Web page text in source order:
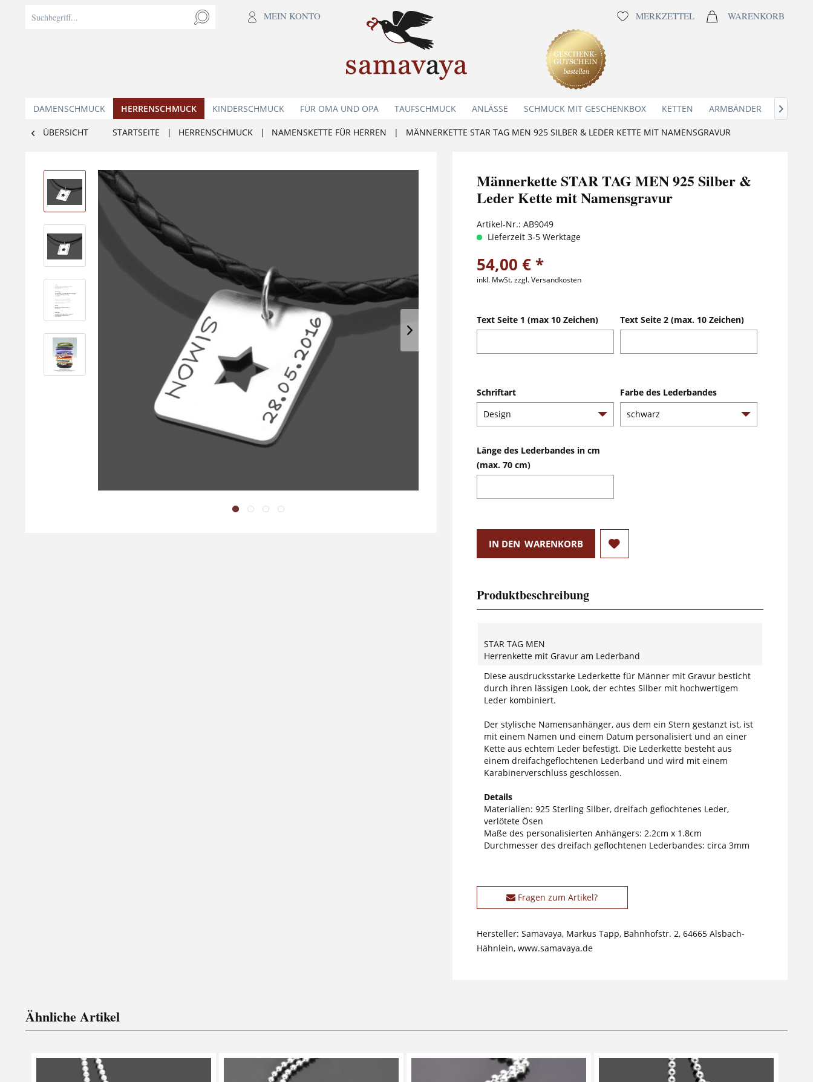
MEIN KONTO MERKZETTEL WARENKORB
DAMENSCHMUCK HERRENSCHMUCK KINDERSCHMUCK FÜR OMA UND OPA TAUFSCHMUCK ANLÄSSE SCHMUCK MIT GESCHENKBOX KETTEN ARMBÄNDER 
ÜBERSICHT STARTSEITE | HERRENSCHMUCK | NAMENSKETTE FÜR HERREN | MÄNNERKETTE STAR TAG MEN 925 SILBER & LEDER KETTE MIT NAMENSGRAVUR
Männerkette STAR TAG MEN 925 Silber &
Leder Kette mit Namensgravur
Artikel-Nr.: AB9049
Lieferzeit 3-5 Werktage
54,00 € *
inkl. MwSt.zzgl. Versandkosten
Text Seite 1 (max 10 Zeichen) Text Seite 2 (max. 10 Zeichen)
Schriftart Farbe des Lederbandes
Länge des Lederbandes in cm
(max. 70 cm)
IN DEN WARENKORB
Produktbeschreibung
STAR TAG MEN
Herrenkette mit Gravur am Lederband
Diese ausdrucksstarke Lederkette für Männer mit Gravur besticht
durch ihren lässigen Look, der echtes Silber mit hochwertigem
Leder kombiniert.
Der stylische Namensanhänger, aus dem ein Stern gestanzt ist, ist
mit einem Namen und einem Datum personalisiert und an einer
Kette aus echtem Leder befestigt. Die Lederkette besteht aus
einem dreifachgeflochtenen Lederband und wird mit einem
Karabinerverschluss geschlossen.
Details
Materialien: 925 Sterling Silber, dreifach geflochtenes Leder,
verlötete Ösen
Maße des personalisierten Anhängers: 2.2cm x 1.8cm
Durchmesser des dreifach geflochtenen Lederbandes: circa 3mm
Fragen zum Artikel?
Hersteller: Samavaya, Markus Tapp, Bahnhofstr. 2, 64665 Alsbach-
Hähnlein, www.samavaya.de
Ähnliche Artikel